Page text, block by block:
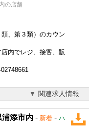
の店舗
、第３類）のカウン
内でレジ、接客、販
関連求人情報
添市内 - 新着 - ハ